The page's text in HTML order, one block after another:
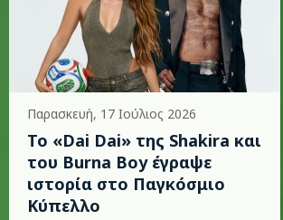
Παρασκευή, 17 Ιούλιος 2026
To «Dai Dai» της Shakira και
του Burna Boy έγραψε
ιστορία στο Παγκόσμιο
Κύπελλο